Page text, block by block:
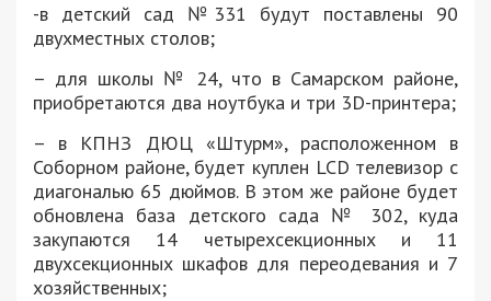
-в детский сад №331 будут поставлены 90
двухместных столов;
– для школы № 24, что в Самарском районе,
приобретаются два ноутбука и три 3D-принтера;
– в КПНЗ ДЮЦ «Штурм», расположенном в
Соборном районе, будет куплен LCD телевизор с
диагональю 65 дюймов. В этом же районе будет
обновлена база детского сада № 302, куда
закупаются 14 четырехсекционных и 11
двухсекционных шкафов для переодевания и 7
хозяйственных;